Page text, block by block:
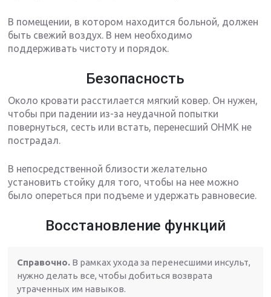
В помещении, в котором находится больной, должен
быть свежий воздух. В нем необходимо
поддерживать чистоту и порядок.
Безопасность
Около кровати расстилается мягкий ковер. Он нужен,
чтобы при падении из-за неудачной попытки
повернуться, сесть или встать, перенесший ОНМК не
пострадал.
В непосредственной близости желательно
установить стойку для того, чтобы на нее можно
было опереться при подъеме и удержать равновесие.
Восстановление функций
Справочно. В рамках ухода за перенесшими инсульт,
нужно делать все, чтобы добиться возврата
утраченных им навыков.